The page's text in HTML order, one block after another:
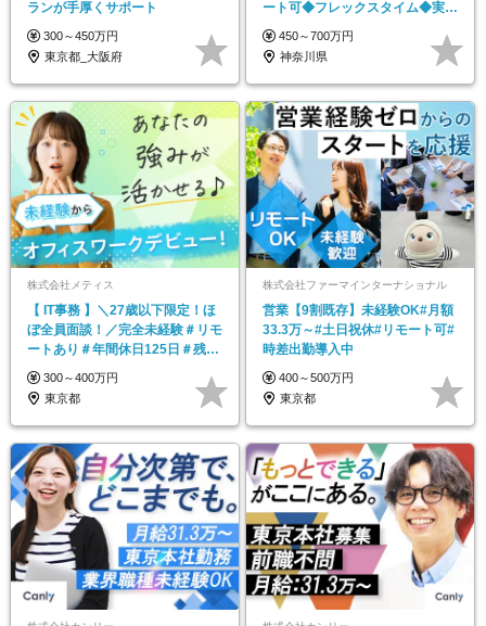
ランが手厚くサポート
300～450万円
東京都_大阪府
ート可◆フレックスタイム◆実働
7h◆年休125日
450～700万円
神奈川県
株式会社メティス
【 IT事務 】＼27歳以下限定！ほ
ぼ全員面談！／完全未経験＃リモ
ートあり＃年間休日125日＃残業
なし＃産育休
300～400万円
東京都
株式会社ファーマインターナショナル
営業【9割既存】未経験OK#月額
33.3万～#土日祝休#リモート可#
時差出勤導入中
400～500万円
東京都